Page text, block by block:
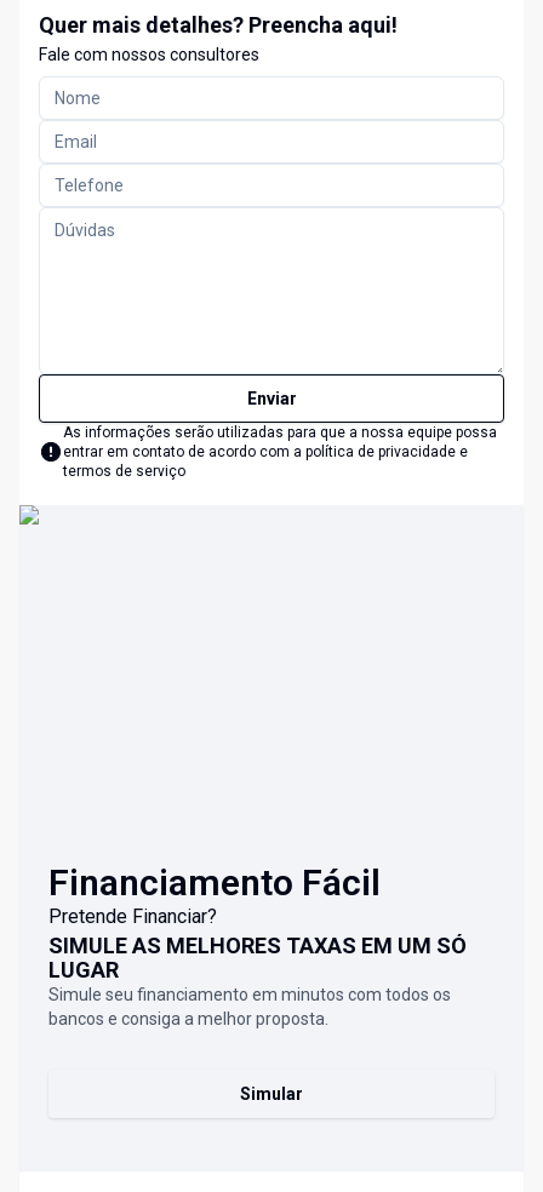
Quer mais detalhes? Preencha aqui!
Fale com nossos consultores
Enviar
As informações serão utilizadas para que a nossa equipe possa
entrar em contato de acordo com a política de privacidade e
termos de serviço
Financiamento Fácil
Pretende Financiar?
SIMULE AS MELHORES TAXAS EM UM SÓ
LUGAR
Simule seu financiamento em minutos com todos os
bancos e consiga a melhor proposta.
Simular